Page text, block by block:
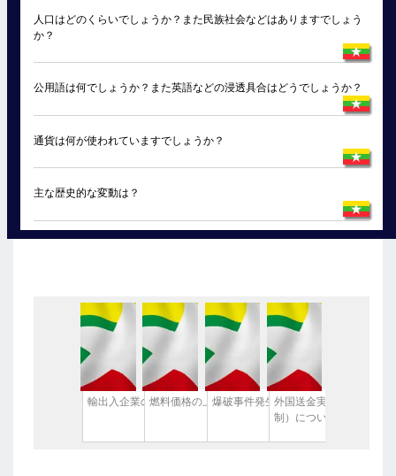
人口はどのくらいでしょうか？また民族社会などはありますでしょう
か？
公用語は何でしょうか？また英語などの浸透具合はどうでしょうか？
通貨は何が使われていますでしょうか？
主な歴史的な変動は？
輸出入企業の登記証取り消し
燃料価格の上昇爆破事件発生外国送金実務の現状（
制）について